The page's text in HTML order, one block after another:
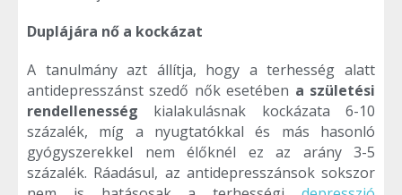
Duplájára nő a kockázat
A tanulmány azt állítja, hogy a terhesség alatt
antidepresszánst szedő nők esetében a születési
rendellenesség kialakulásnak kockázata 6-10
százalék, míg a nyugtatókkal és más hasonló
gyógyszerekkel nem élőknél ez az arány 3-5
százalék. Ráadásul, az antidepresszánsok sokszor